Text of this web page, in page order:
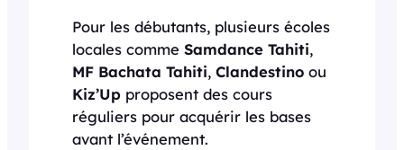
Pour les débutants, plusieurs écoles
locales comme Samdance Tahiti,
MF Bachata Tahiti, Clandestino ou
Kiz’Up proposent des cours
réguliers pour acquérir les bases
avant l’événement.